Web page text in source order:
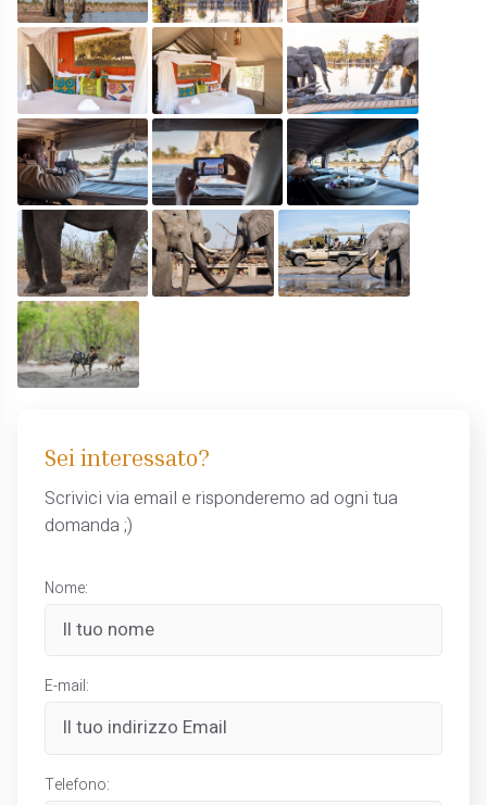
Sei interessato?
Scrivici via email e risponderemo ad ogni tua
domanda ;)
Nome:
E-mail:
Telefono: